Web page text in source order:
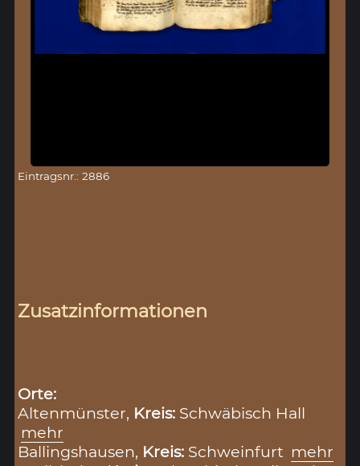
Eintragsnr.: 2886
Zusatzinformationen
Orte:
Altenmünster, Kreis: Schwäbisch Hall
mehr
Ballingshausen, Kreis: Schweinfurt mehr